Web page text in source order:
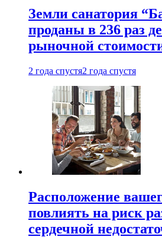
Земли санатория
проданы в 236 раз
рыночной
2 года спустя2 года спустя
Расположение
повлиять на риск
сердечной